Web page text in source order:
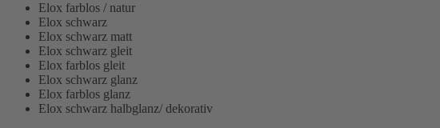
Elox farblos / natur
Elox schwarz
Elox schwarz matt
Elox schwarz gleit
Elox farblos gleit
Elox schwarz glanz
Elox farblos glanz
Elox schwarz halbglanz/ dekorativ